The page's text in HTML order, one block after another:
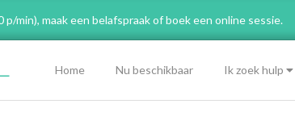
min), maak een belafspraakof boek een online sessie.
Menu
Home Nu beschikbaar Ik zoek hulp